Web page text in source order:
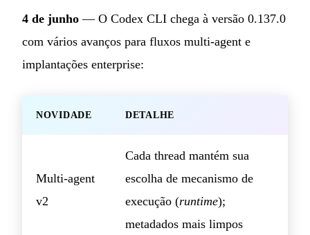
4 de junho — O Codex CLI chega à versão 0.137.0
com vários avanços para fluxos multi-agent e
implantações enterprise:
NOVIDADE DETALHE
Multi-agent
v2
Cada thread mantém sua
escolha de mecanismo de
execução (runtime);
metadados mais limpos